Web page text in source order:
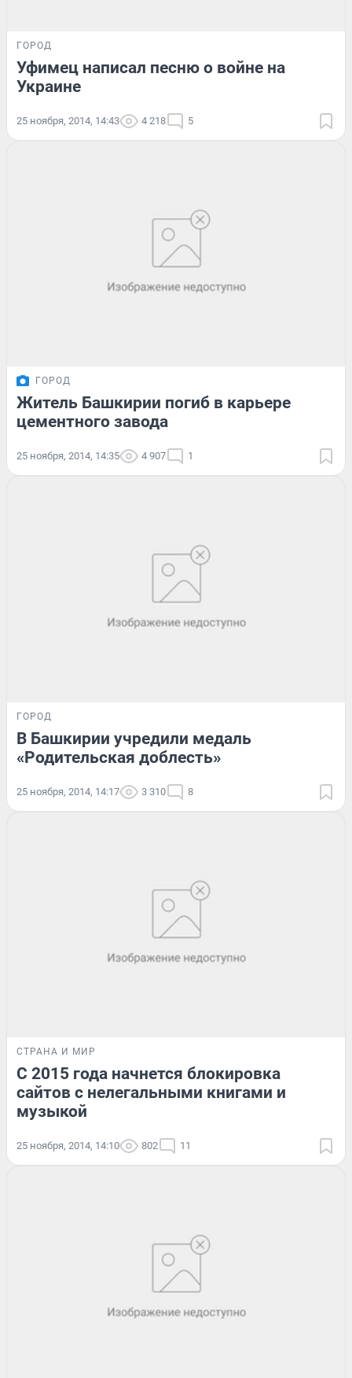
ГОРОД
Уфимец написал песню о войне на
Украине
25 ноября, 2014, 14:43 4 218 5
ГОРОД
Житель Башкирии погиб в карьере
цементного завода
25 ноября, 2014, 14:35 4 907 1
ГОРОД
В Башкирии учредили медаль
«Родительская доблесть»
25 ноября, 2014, 14:17 3 310 8
СТРАНА И МИР
С 2015 года начнется блокировка
сайтов с нелегальными книгами и
музыкой
25 ноября, 2014, 14:10 802 11